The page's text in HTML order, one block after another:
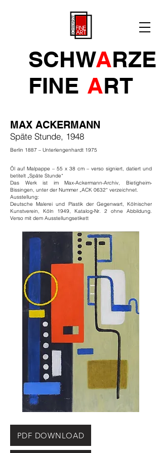
SCHWARZE
FINE ART
MAX ACKERMANN
Späte Stunde, 1948
Berlin 1887 – Unterlengenhardt 1975
Öl auf Malpappe – 55 x 38 cm – verso signiert, datiert und
betitelt „Späte Stunde“
Das Werk ist im Max-Ackermann-Archiv, Bietigheim-
Bissingen, unter der Nummer „ACK 0632“ verzeichnet.
Ausstellung:
Deutsche Malerei und Plastik der Gegenwart, Kölnischer
Kunstverein, Köln 1949, Katalog-Nr. 2 ohne Abbildung.
Verso mit dem Ausstellungsetikett
PDF DOWNLOAD